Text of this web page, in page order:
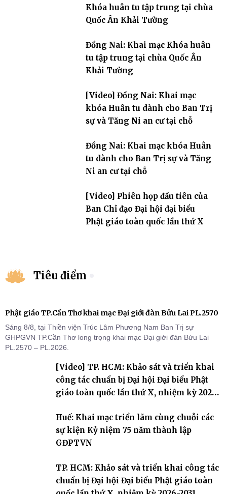
Khóa huân tu tập trung tại chùa
Quốc Ân Khải Tường
Đồng Nai: Khai mạc Khóa huân
tu tập trung tại chùa Quốc Ân
Khải Tường
[Video] Đồng Nai: Khai mạc
khóa Huân tu dành cho Ban Trị
sự và Tăng Ni an cư tại chỗ
Đồng Nai: Khai mạc khóa Huân
tu dành cho Ban Trị sự và Tăng
Ni an cư tại chỗ
[Video] Phiên họp đầu tiên của
Ban Chỉ đạo Đại hội đại biểu
Phật giáo toàn quốc lần thứ X
Tiêu điểm
Phật giáo TP.Cần Thơ khai mạc Đại giới đàn Bửu Lai PL.2570
Sáng 8/8, tại Thiền viện Trúc Lâm Phương Nam Ban Trị sự
GHPGVN TP.Cần Thơ long trọng khai mạc Đại giới đàn Bửu Lai
PL.2570 – PL.2026.
[Video] TP. HCM: Khảo sát và triển khai
công tác chuẩn bị Đại hội Đại biểu Phật
giáo toàn quốc lần thứ X, nhiệm kỳ 2026-
Huế: Khai mạc triển lãm cùng chuỗi các
sự kiện Kỷ niệm 75 năm thành lập
GĐPTVN
TP. HCM: Khảo sát và triển khai công tác
chuẩn bị Đại hội Đại biểu Phật giáo toàn